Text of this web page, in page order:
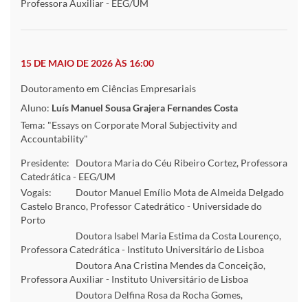
Professora Auxiliar - EEG/UM
15 DE MAIO DE 2026 ÀS 16:00
Doutoramento em Ciências Empresariais
Aluno: Luís Manuel Sousa Grajera Fernandes Costa
Tema: "Essays on Corporate Moral Subjectivity and
Accountability"
Presidente:
Doutora Maria do Céu Ribeiro Cortez, Professora
Catedrática - EEG/UM
Vogais:
Doutor Manuel Emílio Mota de Almeida Delgado
Castelo Branco, Professor Catedrático - Universidade do
Porto
Doutora Isabel Maria Estima da Costa Lourenço,
Professora Catedrática - Instituto Universitário de Lisboa
Doutora Ana Cristina Mendes da Conceição,
Professora Auxiliar - Instituto Universitário de Lisboa
Doutora Delfina Rosa da Rocha Gomes,